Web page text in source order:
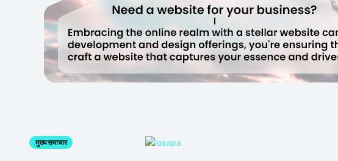
मुख्य समाचार